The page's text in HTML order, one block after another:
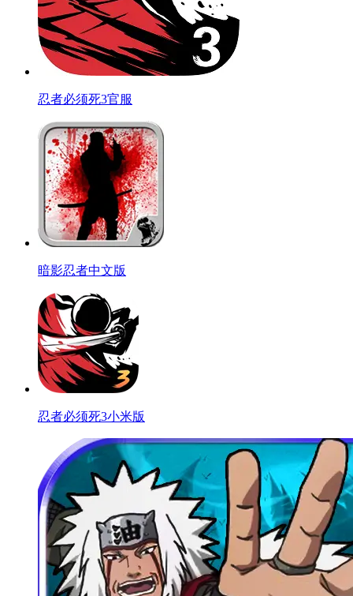
忍者必须死3官服
暗影忍者中文版
忍者必须死3小米版